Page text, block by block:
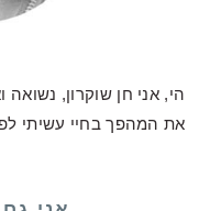
הי, אני חן שוקרון,
את המהפך בחיי עשיתי לפניי כ – 8 שנים